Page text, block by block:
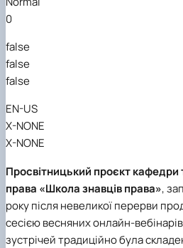
0
false
false
false
EN-US
X-NONE
X-NONE
Просвітницький проєкт кафедри
права «Школа знавців права»,
рокупісля невеликої перерви
сесією весняних онлайн-
зустрічей традиційно була